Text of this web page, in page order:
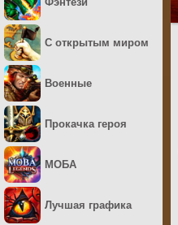
С открытым миром
Военные
Прокачка героя
МОБА
Лучшая графика